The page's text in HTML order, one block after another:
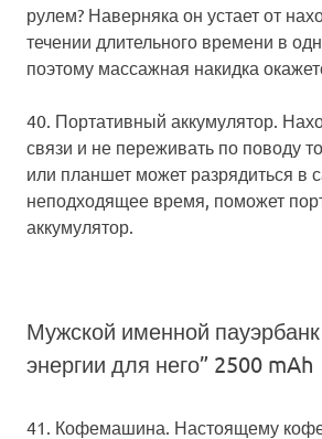
рулем? Наверняка он устает от
течении длительного времени в
поэтому массажная накидка
40. Портативный аккумулятор.
связи и не переживать по поводу
или планшет может разрядиться в
неподходящее время, поможет
аккумулятор.
Мужской именной
энергии для него” 2500 mAh
41. Кофемашина. Настоящему